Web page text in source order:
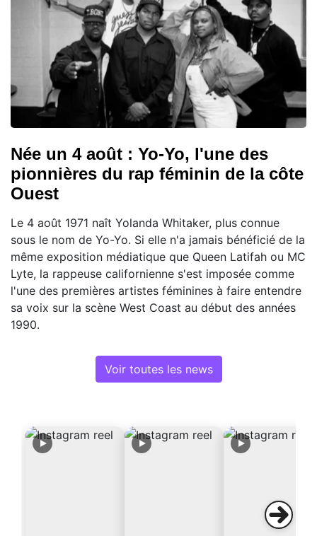
Née un 4 août : Yo-Yo, l'une des
pionnières du rap féminin de la côte
Ouest
Le 4 août 1971 naît Yolanda Whitaker, plus connue
sous le nom de Yo-Yo. Si elle n'a jamais bénéficié de la
même exposition médiatique que Queen Latifah ou MC
Lyte, la rappeuse californienne s'est imposée comme
l'une des premières artistes féminines à faire entendre
sa voix sur la scène West Coast au début des années
1990.
Voir toutes les news